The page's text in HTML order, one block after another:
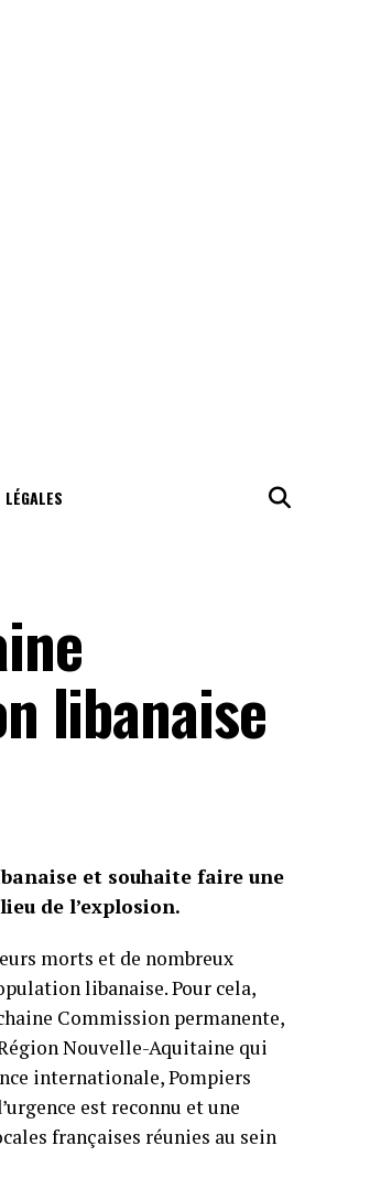
libanaise
et souhaite faire une
de l’explosion.
morts et de nombreux
libanaise. Pour cela,
Commission permanente,
Nouvelle-Aquitaine qui
internationale, Pompiers
est reconnu et une
françaises réunies au sein